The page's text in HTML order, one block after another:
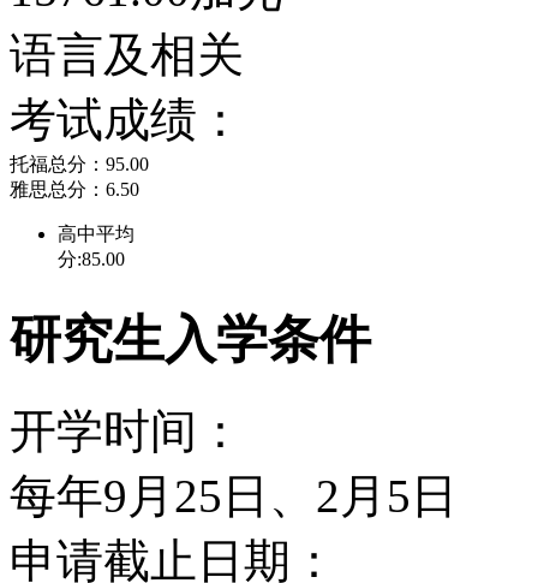
学校的主图书馆能够满
园内装有1000多台电脑
学生们可以进行文档处
外语教学组开设一系列
程，为国际学生提供英
学生，学校保证为其在
五处图书馆，共计书籍
语言及相关
考试成绩：
托福总分：95.00
雅思总分：6.50
高中平均
分:85.00
研究生入学条件
开学时间：
每年9月25日、2月5日
申请截止日期：